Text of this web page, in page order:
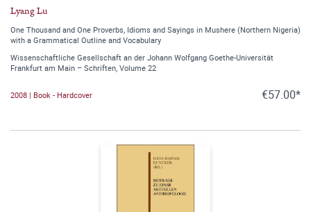
Lyang Lu
One Thousand and One Proverbs, Idioms and Sayings in Mushere (Northern Nigeria)
with a Grammatical Outline and Vocabulary
Wissenschaftliche Gesellschaft an der Johann Wolfgang Goethe-Universität
Frankfurt am Main – Schriften, Volume 22
2008 | Book - Hardcover €57.00*